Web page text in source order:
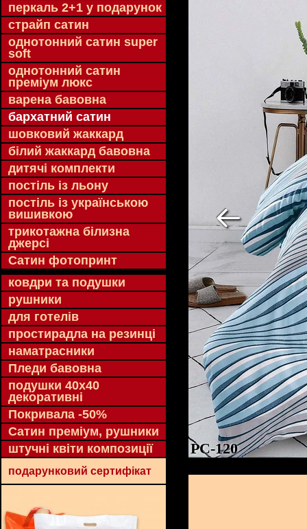
перкаль 2+1 у подарунок
страйп сатин
однотонний сатин super
soft
однотонний сатин
преміум люкс
варена бавовна
бархатний сатин
шовковий жаккард
білий жаккард бавовна
дитячі комплекти
постіль із льону
постіль із українською
вишивкою
трикотажна білизна
джерсі
Сатин фотопринт
ковдри та подушки
рушники
для готелів
простирадла на резинці
наматрасники
Пледи бавовна
подушки 40х40
декоративні
Покривала -50%
Сатин преміум, рушники
штучні квіти композиції
подарунковий сертифікат
PC-120